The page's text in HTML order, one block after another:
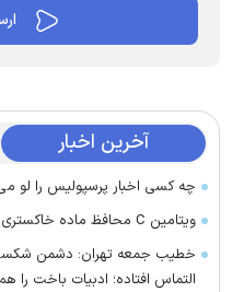
آخرین اخبار
چه کسی اخبار پرسپولیس را لو
ویتامین C محافظ ماده خاکستری مغز در سالمندان
خطیب جمعه تهران: دشمن
التماس افتاده؛ ادبیات باخت